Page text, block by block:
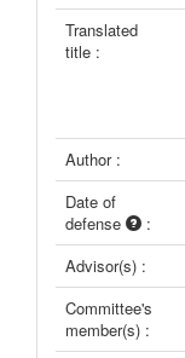
Translated
title :
Author :
Date of
defense
:
Advisor(s) :
Committee's
member(s) :